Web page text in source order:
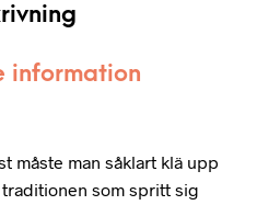
information
måste man såklart klä upp
som spritt sig